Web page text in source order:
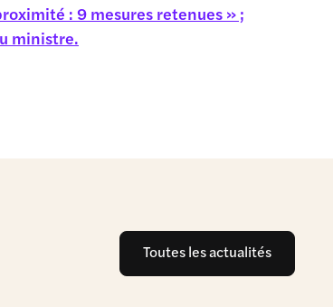
: 9 mesures retenues » ;
ministre.
Toutes les actualités